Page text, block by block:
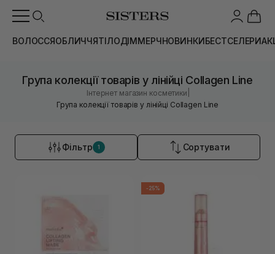
ВОЛОССЯОБЛИЧЧЯТІЛОДІММЕРЧНОВИНКИБЕСТСЕЛЕРИ
Група колекції товарів у лінійці Collagen Line
Інтернет магазин косметики
Група колекції товарів у лінійці Collagen Line
Фільтр 1 Сортувати
-25%